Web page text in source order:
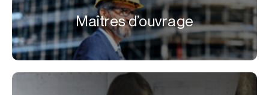
Maîtres d’ouvrage